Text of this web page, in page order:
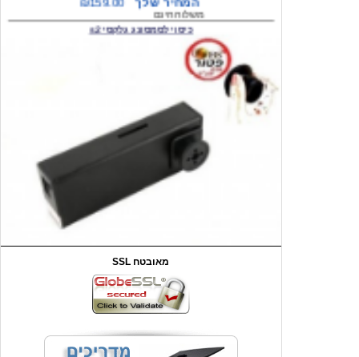
₪59.00
₪90.00 מחיר שוק
₪44.00 המחיר שלך
SSL מאובטח